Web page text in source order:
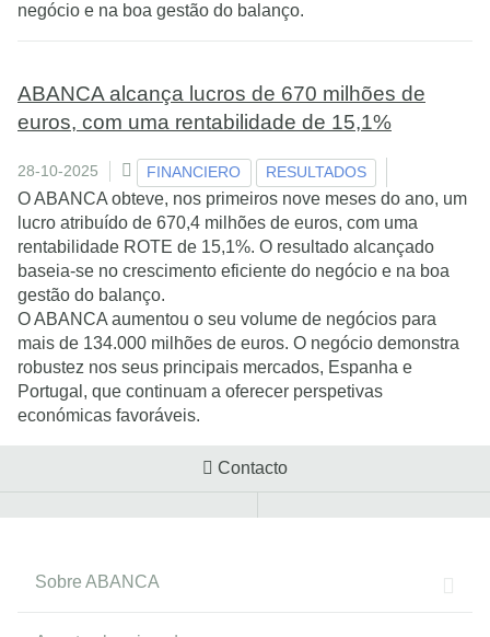
negócio e na boa gestão do balanço.
ABANCA alcança lucros de 670 milhões de
euros, com uma rentabilidade de 15,1%
28-10-2025 FINANCIERO RESULTADOS
O ABANCA obteve, nos primeiros nove meses do ano, um
lucro atribuído de 670,4 milhões de euros, com uma
rentabilidade ROTE de 15,1%. O resultado alcançado
baseia-se no crescimento eficiente do negócio e na boa
gestão do balanço.
O ABANCA aumentou o seu volume de negócios para
mais de 134.000 milhões de euros. O negócio demonstra
robustez nos seus principais mercados, Espanha e
Portugal, que continuam a oferecer perspetivas
económicas favoráveis.
Contacto
Sobre ABANCA